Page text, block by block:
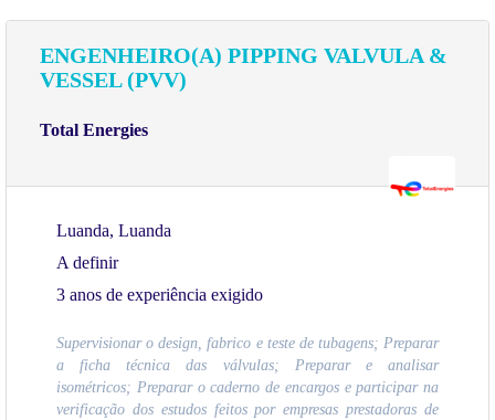
ENGENHEIRO(A) PIPPING VALVULA &
VESSEL (PVV)
Total Energies
Luanda, Luanda
A definir
3 anos de experiência exigido
Supervisionar o design, fabrico e teste de tubagens; Preparar
a ficha técnica das válvulas; Preparar e analisar
isométricos; Preparar o caderno de encargos e participar na
verificação dos estudos feitos por empresas prestadoras de